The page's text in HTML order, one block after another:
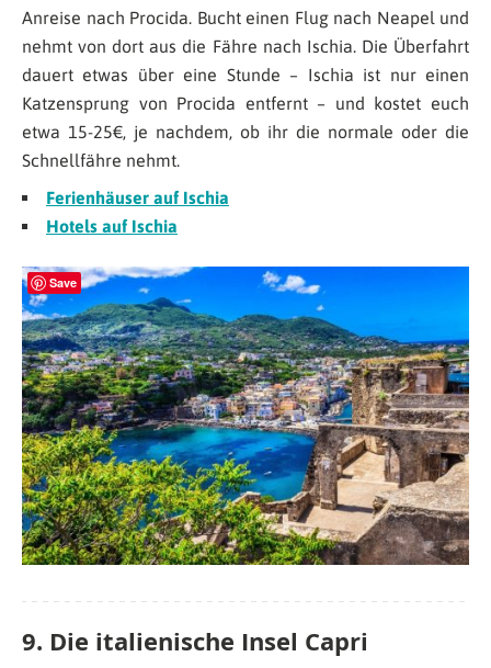
Anreise nach Procida. Bucht einen Flug nach Neapel und
nehmt von dort aus die Fähre nach Ischia. Die Überfahrt
dauert etwas über eine Stunde – Ischia ist nur einen
Katzensprung von Procida entfernt – und kostet euch
etwa 15-25€, je nachdem, ob ihr die normale oder die
Schnellfähre nehmt.
Ferienhäuser auf Ischia
Hotels auf Ischia
Save
9. Die italienische Insel Capri